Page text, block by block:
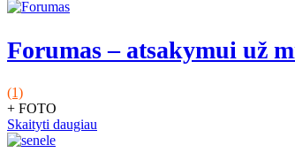
Forumas – atsakymui už
(1)
+ FOTO
Skaityti daugiau